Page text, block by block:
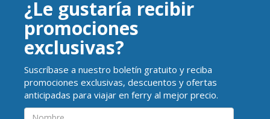
¿Le gustaría recibir
promociones
exclusivas?
Suscríbase a nuestro boletín gratuito y reciba
promociones exclusivas, descuentos y ofertas
anticipadas para viajar en ferry al mejor precio.